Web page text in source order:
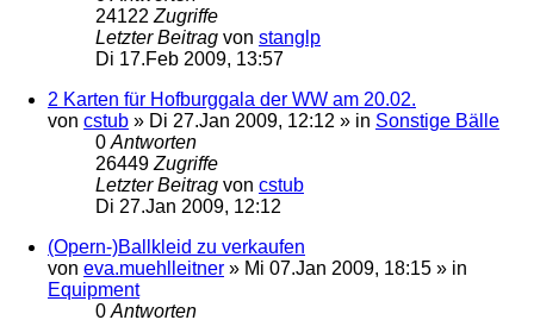
24122 Zugriffe
Letzter Beitrag von stanglp
Di 17.Feb 2009, 13:57
2 Karten für Hofburggala der WW am 20.02.
von cstub » Di 27.Jan 2009, 12:12 » in Sonstige Bälle
0 Antworten
26449 Zugriffe
Letzter Beitrag von cstub
Di 27.Jan 2009, 12:12
(Opern-)Ballkleid zu verkaufen
von eva.muehlleitner » Mi 07.Jan 2009, 18:15 » in
Equipment
0 Antworten